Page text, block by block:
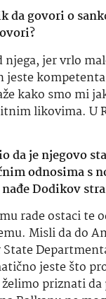
da govori o
jer vrlo
kako smo mi
likovima. U
da je njegovo
odnosima s
nađeDodikov
rade ostaci te
Misli da do
jeste što
priznati